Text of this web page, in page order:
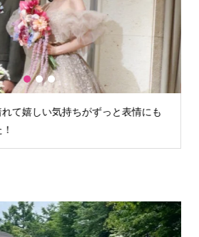
ウェディングドレスを借りて本当
1 2 3